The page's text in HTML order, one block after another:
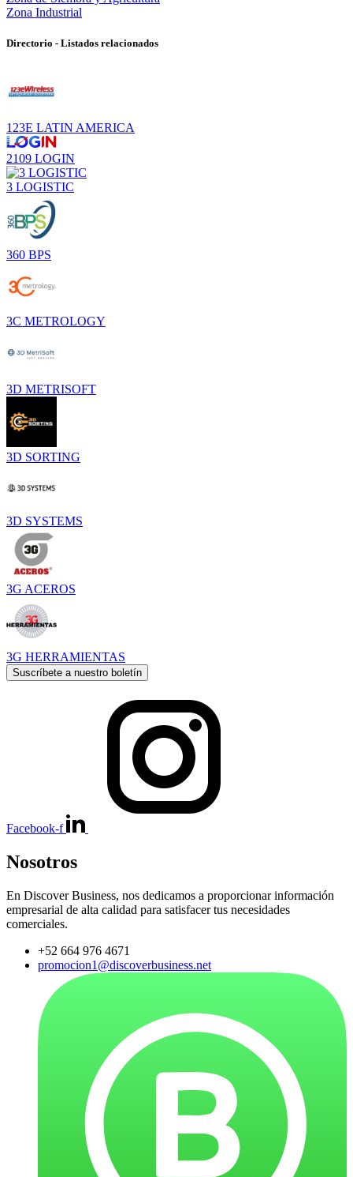
Zona Industrial
Directorio - Listados relacionados
123E LATIN AMERICA
2109 LOGIN
3 LOGISTIC
360 BPS
3C METROLOGY
3D METRISOFT
3D SORTING
3D SYSTEMS
3G ACEROS
3G HERRAMIENTAS
Suscríbete a nuestro boletín
Facebook-f
Nosotros
En Discover Business, nos dedicamos a proporcionar información
empresarial de alta calidad para satisfacer tus necesidades
comerciales.
+52 664 976 4671
promocion1@discoverbusiness.net